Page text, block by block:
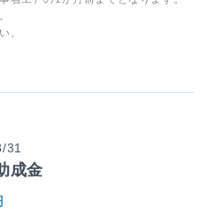
。
31
成金